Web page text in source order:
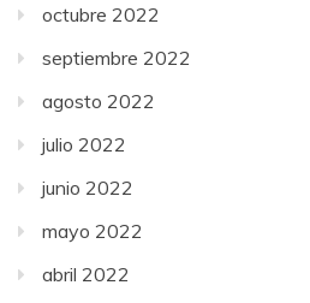
octubre 2022
septiembre 2022
agosto 2022
julio 2022
junio 2022
mayo 2022
abril 2022